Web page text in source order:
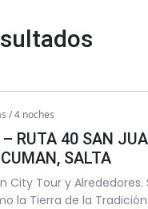
/ 4 noches
RUTA 40 SAN
SALTA
City Tour y
la Tierra de la